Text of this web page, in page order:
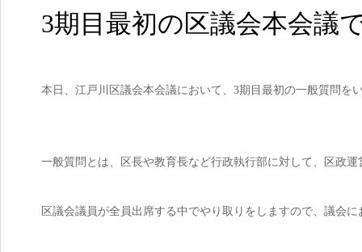
3期目最初の区議会本会議
本日、江戸川区議会本会議において、3期目最初の一般質問を
一般質問とは、区長や教育長など行政執行部に対して、区政
区議会議員が全員出席する中でやり取りをしますので、議会